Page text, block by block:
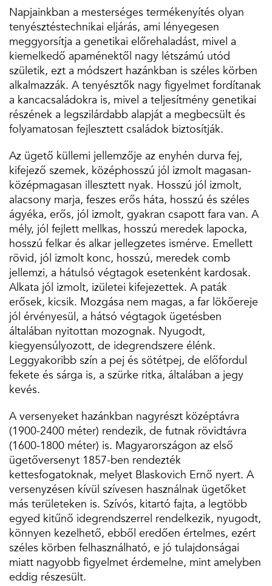
Napjainkban a mesterséges termékenyítés olyan
tenyésztéstechnikai eljárás, ami lényegesen
meggyorsítja a genetikai előrehaladást, mivel a
kiemelkedő apaménektől nagy létszámú utód
születik, ezt a módszert hazánkban is széles körben
alkalmazzák. A tenyésztők nagy figyelmet fordítanak
a kancacsaládokra is, mivel a teljesítmény genetikai
részének a legszilárdabb alapját a megbecsült és
folyamatosan fejlesztett családok biztosítják.
Az ügető küllemi jellemzője az enyhén durva fej,
kifejező szemek, középhosszú jól izmolt magasan-
középmagasan illesztett nyak. Hosszú jól izmolt,
alacsony marja, feszes erős háta, hosszú és széles
ágyéka, erős, jól izmolt, gyakran csapott fara van. A
mély, jól fejlett mellkas, hosszú meredek lapocka,
hosszú felkar és alkar jellegzetes ismérve. Emellett
rövid, jól izmolt konc, hosszú, meredek comb
jellemzi, a hátulsó végtagok esetenként kardosak.
Alkata jól izmolt, izületei kifejezettek. A paták
erősek, kicsik. Mozgása nem magas, a far lökőereje
jól érvényesül, a hátsó végtagok ügetésben
általában nyitottan mozognak. Nyugodt,
kiegyensúlyozott, de idegrendszere élénk.
Leggyakoribb szín a pej és sötétpej, de előfordul
fekete és sárga is, a szürke ritka, általában a jegy
kevés.
A versenyeket hazánkban nagyrészt középtávra
(1900-2400 méter) rendezik, de futnak rövidtávra
(1600-1800 méter) is. Magyarországon az első
ügetőversenyt 1857-ben rendezték
kettesfogatoknak, melyet Blaskovich Ernő nyert. A
versenyzésen kívül szívesen használnak ügetőket
más területeken is. Szívós, kitartó fajta, a legtöbb
egyed kitűnő idegrendszerrel rendelkezik, nyugodt,
könnyen kezelhető, ebből eredően értelmes, ezért
széles körben felhasználható, e jó tulajdonságai
miatt nagyobb figyelmet érdemelne, mint amelyben
eddig részesült.